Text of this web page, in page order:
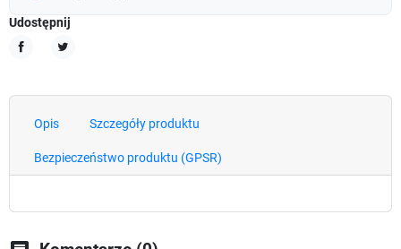
Udostępnij
Opis Szczegóły produktu
Bezpieczeństwo produktu (GPSR)